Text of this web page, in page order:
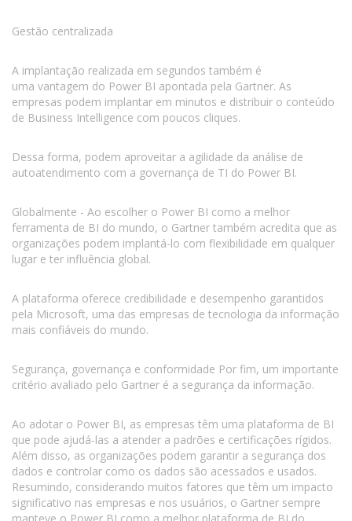
Gestão centralizada
A implantação realizada em segundos também é
uma vantagem do Power BI apontada pela Gartner. As
empresas podem implantar em minutos e distribuir o conteúdo
de Business Intelligence com poucos cliques.
Dessa forma, podem aproveitar a agilidade da análise de
autoatendimento com a governança de TI do Power BI.
Globalmente - Ao escolher o Power BI como a melhor
ferramenta de BI do mundo, o Gartner também acredita que as
organizações podem implantá-lo com flexibilidade em qualquer
lugar e ter influência global.
A plataforma oferece credibilidade e desempenho garantidos
pela Microsoft, uma das empresas de tecnologia da informação
mais confiáveis do mundo.
Segurança, governança e conformidade Por fim, um importante
critério avaliado pelo Gartner é a segurança da informação.
Ao adotar o Power BI, as empresas têm uma plataforma de BI
que pode ajudá-las a atender a padrões e certificações rígidos.
Além disso, as organizações podem garantir a segurança dos
dados e controlar como os dados são acessados e usados.
Resumindo, considerando muitos fatores que têm um impacto
significativo nas empresas e nos usuários, o Gartner sempre